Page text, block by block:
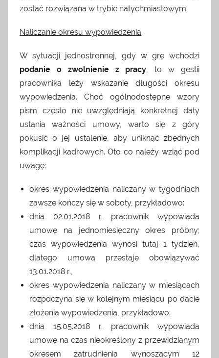
zostać rozwiązana w trybie natychmiastowym.
Naliczanie okresu wypowiedzenia
W sytuacji jednostronnej, gdy w grę wchodzi
podanie o zwolnienie z pracy , to w gestii
pracownika leży wskazanie długości okresu
wypowiedzenia. Choć ogólnodostępne wzory
pism często nie uwzględniają konkretnej daty
ustania ważności umowy, warto się z góry
pokusić o jej ustalenie, aby uniknąć zbędnych
komplikacji kadrowych. Oto co należy wziąć pod
uwagę:
okres wypowiedzenia naliczany w tygodniach
zawsze kończy się w soboty, przykładowo:
dnia 02.01.2018 r. pracownik wypowiada
umowę na jednomiesięczny okres próbny;
czas wypowiedzenia wynosi tutaj 1 tydzień,
dlatego umowa przestaje obowiązywać
13.01.2018 r.,
okres wypowiedzenia naliczany w miesiącach
rozpoczyna się w kolejnym miesiącu po dacie
złożenia wypowiedzenia, przykładowo:
dnia 15.05.2018 r. pracownik wypowiada
umowę na czas nieokreślony z przewidzianym
okresem zatrudnienia wynoszącym 12